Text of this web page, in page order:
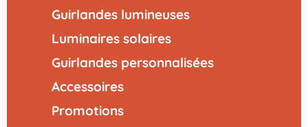
Guirlandes lumineuses
Luminaires solaires
Guirlandes personnalisées
Accessoires
Promotions